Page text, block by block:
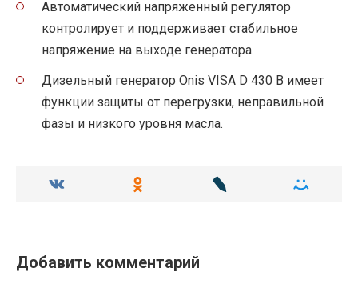
Автоматический напряженный регулятор
контролирует и поддерживает стабильное
напряжение на выходе генератора.
Дизельный генератор Onis VISA D 430 B имеет
функции защиты от перегрузки, неправильной
фазы и низкого уровня масла.
Добавить комментарий